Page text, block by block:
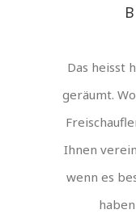
Das heisst
geräumt.
Ihnen
wenn es